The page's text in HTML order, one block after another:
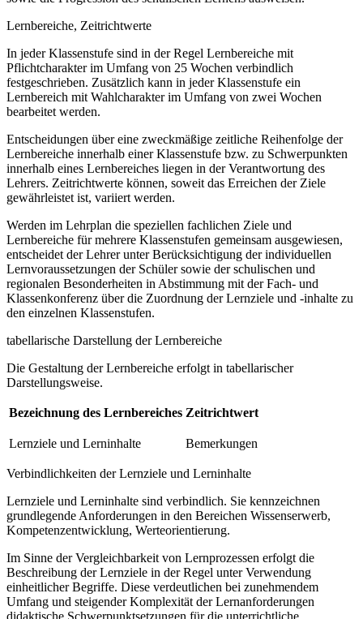
Lernbereiche, Zeitrichtwerte
In jeder Klassenstufe sind in der Regel Lernbereiche mit
Pflichtcharakter im Umfang von 25 Wochen verbindlich
festgeschrieben. Zusätzlich kann in jeder Klassenstufe ein
Lernbereich mit Wahlcharakter im Umfang von zwei Wochen
bearbeitet werden.
Entscheidungen über eine zweckmäßige zeitliche Reihenfolge der
Lernbereiche innerhalb einer Klassenstufe bzw. zu Schwerpunkten
innerhalb eines Lernbereiches liegen in der Verantwortung des
Lehrers. Zeitrichtwerte können, soweit das Erreichen der Ziele
gewährleistet ist, variiert werden.
Werden im Lehrplan die speziellen fachlichen Ziele und
Lernbereiche für mehrere Klassenstufen gemeinsam ausgewiesen,
entscheidet der Lehrer unter Berücksichtigung der individuellen
Lernvoraussetzungen der Schüler sowie der schulischen und
regionalen Besonderheiten in Abstimmung mit der Fach- und
Klassenkonferenz über die Zuordnung der Lernziele und -inhalte zu
den einzelnen Klassenstufen.
tabellarische Darstellung der Lernbereiche
Die Gestaltung der Lernbereiche erfolgt in tabellarischer
Darstellungsweise.
Bezeichnung des Lernbereiches Zeitrichtwert
Lernziele und Lerninhalte Bemerkungen
Verbindlichkeiten der Lernziele und Lerninhalte
Lernziele und Lerninhalte sind verbindlich. Sie kennzeichnen
grundlegende Anforderungen in den Bereichen Wissenserwerb,
Kompetenzentwicklung, Werteorientierung.
Im Sinne der Vergleichbarkeit von Lernprozessen erfolgt die
Beschreibung der Lernziele in der Regel unter Verwendung
einheitlicher Begriffe. Diese verdeutlichen bei zunehmendem
Umfang und steigender Komplexität der Lernanforderungen